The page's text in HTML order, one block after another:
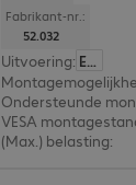
Fabrikant-nr.:
52.032
Uitvoering: Europa
Ondersteunde
VESA
(Max.) belasting: